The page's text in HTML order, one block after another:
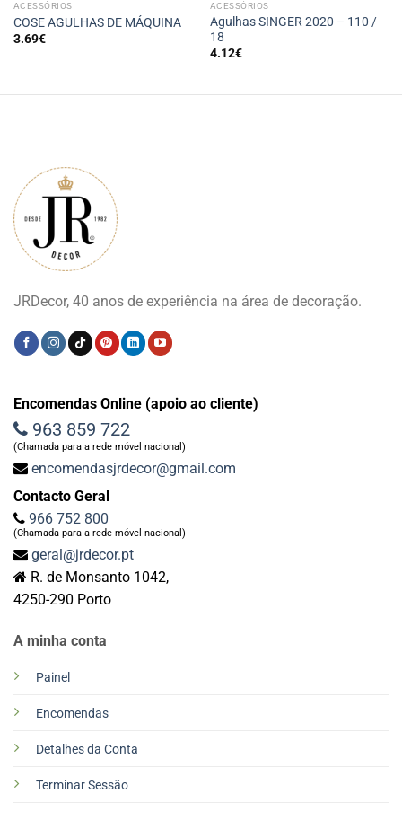
ACESSÓRIOS
COSE AGULHAS DE MÁQUINA
3.69€
ACESSÓRIOS
Agulhas SINGER 2020 – 110 /
18
4.12€
JRDecor, 40 anos de experiência na área de decoração.
A minha conta
Painel
Encomendas
Detalhes da Conta
Terminar Sessão
Encomendas Online (apoio ao cliente)
963 859 722
(Chamada para a rede móvel nacional)
encomendasjrdecor@gmail.com
Contacto Geral
966 752 800
(Chamada para a rede móvel nacional)
geral@jrdecor.pt
R. de Monsanto 1042,
4250-290 Porto